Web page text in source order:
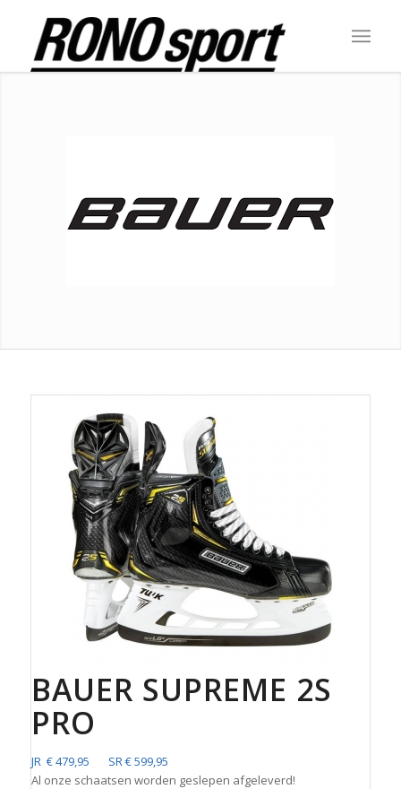
BAUER SUPREME 2S
PRO
JR € 479,95 SR € 599,95
Al onze schaatsen worden geslepen afgeleverd!